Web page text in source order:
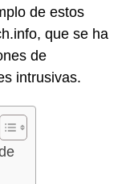
de estos
que se ha
de
intrusivas.